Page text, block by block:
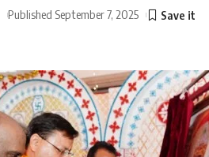
Published September 7, 2025